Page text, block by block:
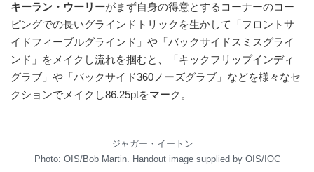
キーラン・ウーリーがまず自身の得意とするコーナーのコー
ピングでの長いグラインドトリックを生かして「フロントサ
イドフィーブルグラインド」や「バックサイドスミスグライ
ンド」をメイクし流れを掴むと、「キックフリップインディ
グラブ」や「バックサイド360ノーズグラブ」などを様々なセ
クションでメイクし86.25ptをマーク。
ジャガー・イートン
Photo: OIS/Bob Martin. Handout image supplied by OIS/IOC